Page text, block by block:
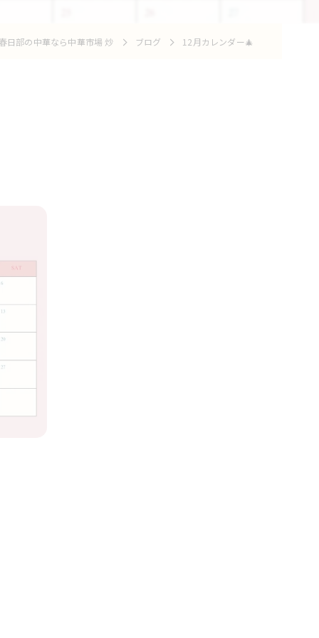
日部の中華なら中華市場 炒 ブログ 12月カレンダー🎄